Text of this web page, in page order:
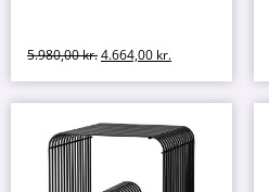
5.980,00kr.4.664,00 kr.